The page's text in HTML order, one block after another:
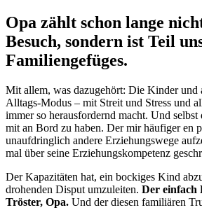
Opa zählt schon lange
Besuch, sondern ist Teil
Familiengefüges.
Mit allem, was dazugehört: Die Kinder
Alltags-Modus – mit Streit und Stress und
immer so herausfordernd macht. Und selbst
mit an Bord zu haben. Der mir häufiger en
unaufdringlich andere Erziehungswege
mal über seine Erziehungskompetenz
Der Kapazitäten hat, ein bockiges Kind
drohenden Disput umzuleiten. Der einfach
Tröster, Opa. Und der diesen familiären